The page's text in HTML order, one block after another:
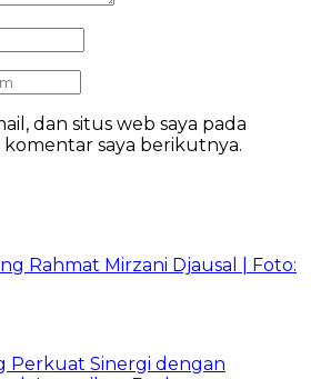
dan situs web saya pada
saya berikutnya.
Perkuat Sinergi dengan